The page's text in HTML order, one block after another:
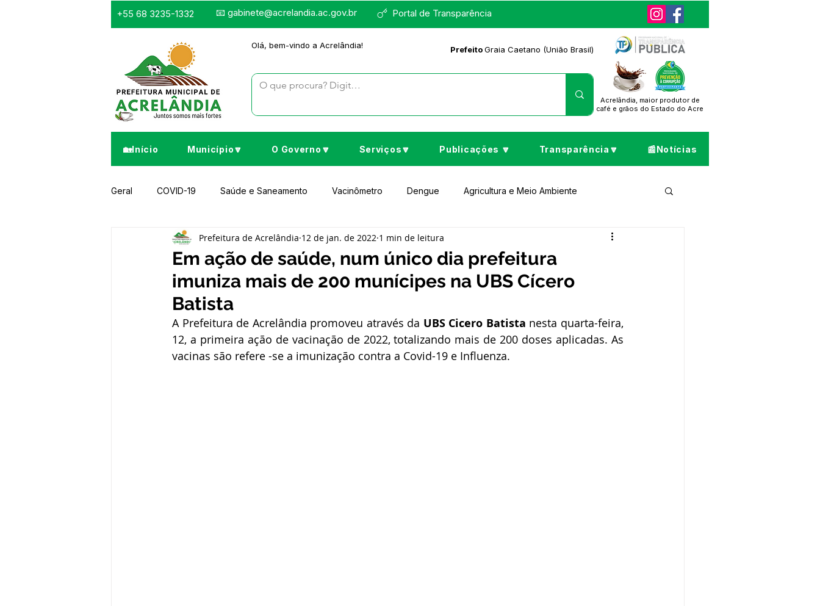
Portal de Transparência
+55 68 3235-1332 📧 gabinete@acrelandia.ac.gov.br
Olá, bem-vindo a Acrelândia! PrefeitoGraia Caetano (União Brasil)
Acrelândia, maior produtor de
café e grãos do Estado do Acre
🏡Início Município🔽 O Governo🔽 Serviços🔽 Publicações 🔽 Transparência🔽 📰Notícias
Geral COVID-19 Saúde e Saneamento Vacinômetro Dengue Agricultura e Meio Ambiente
Infraestrutura e Obras Desporto Cultura e Lazer Educação Assistência Social
Administração e Finanças Institucional e Governo Expoacrelandia Notas e Comunicado
Datas Comemorativas Defesa Civil Convênios e Parcerias Licitações Nota de Repúdio
Em ação de saúde, num único dia prefeitura
imuniza mais de 200 munícipes na UBS Cícero
Batista
Prefeitura de Acrelândia 12 de jan. de 2022 1 min de leitura
A Prefeitura de Acrelândia promoveu através da UBS Cicero Batista nesta quarta-feira,
12, a primeira ação de vacinação de 2022, totalizando mais de 200 doses aplicadas. As
vacinas são refere -se a imunização contra a Covid-19 e Influenza.